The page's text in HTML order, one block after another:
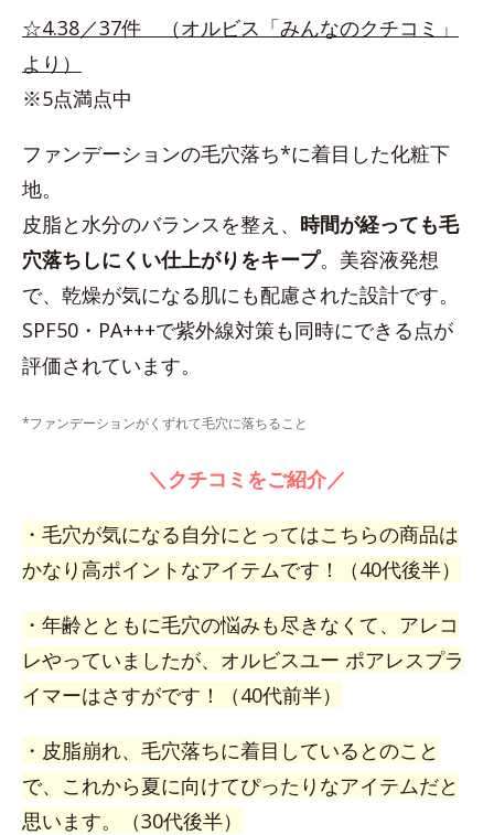
☆4.38／37件 （オルビス「みんなのクチコミ」
より）
※5点満点中
ファンデーションの毛穴落ち*に着目した化粧下
地。
皮脂と水分のバランスを整え、 時間が経っても毛
穴落ちしにくい仕上がりをキープ。美容液発想
で、乾燥が気になる肌にも配慮された設計です。
SPF50・PA+++で紫外線対策も同時にできる点が
評価されています。
*ファンデーションがくずれて毛穴に落ちること
＼クチコミをご紹介／
・毛穴が気になる自分にとってはこちらの商品は
かなり高ポイントなアイテムです！（40代後半）
・年齢とともに毛穴の悩みも尽きなくて、アレコ
レやっていましたが、オルビスユー ポアレスプラ
イマーはさすがです！（40代前半）
・皮脂崩れ、毛穴落ちに着目しているとのこと
で、これから夏に向けてぴったりなアイテムだと
思います。（30代後半）